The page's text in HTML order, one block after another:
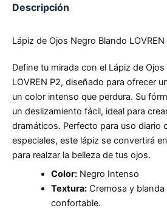
Descripción
Lápiz de Ojos Negro Blando LOVREN
Define tu mirada con el Lápiz de
LOVREN P2, diseñado para ofrecer
un color intenso que perdura. Su
un deslizamiento fácil, ideal para
dramáticos. Perfecto para uso diario
especiales, este lápiz se convertirá
para realzar la belleza de tus ojos.
Color:Negro Intenso
Textura:Cremosa y blanda
confortable.